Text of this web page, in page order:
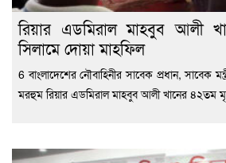
রিয়ার এডমিরাল মাহবুব আলী
সিলামে দোয়া মাহফিল
6 বাংলাদেশের নৌবাহিনীর সাবেক প্রধান, সাবেক
মরহুম রিয়ার এডমিরাল মাহবুব আলী খানের ৪২তম